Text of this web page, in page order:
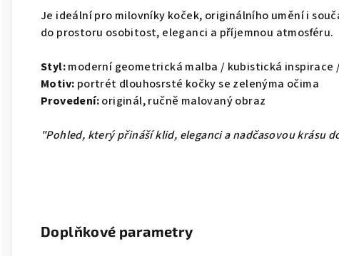
Je ideální pro milovníky koček, originálního umění i
do prostoru osobitost, eleganci a příjemnou atmosféru.
Styl:moderní geometrická malba / kubistická
Motiv: portrét dlouhosrsté kočky se zelenýma očima
Provedení:originál, ručně malovaný obraz
"Pohled, který přináší klid, eleganci a nadčasovou krásu
Doplňkové parametry